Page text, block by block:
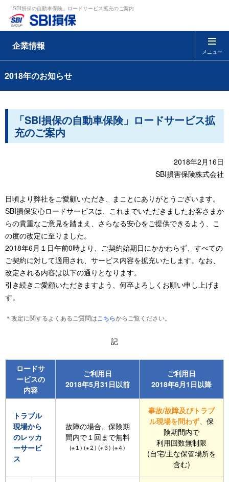
「SBI損保の自動車保険」ロードサービス拡充のご案内
メニュー
企業情報
2018年のお知らせ
「SBI損保の自動車保険」ロードサービス拡
充のご案内
2018年2月16日
SBI損害保険株式会社
日頃より弊社をご愛顧いただき、まことにありがとうございます。
SBI損保安心ロードサービスは、これまでいただきましたお客さまか
らの貴重なご意見を踏まえ、さらなる安心をご提供できるよう、こ
の度の改定に至りました。
2018年6月１日午前0時より、ご契約始期日にかかわらず、すべての
ご契約に対して適用され、サービス内容を拡充いたします。なお、
改定される内容は以下の通りとなります。
引き続きご愛顧いただきますよう、何卒よろしくお願い申し上げま
す。
改定に関するよくあるご質問は こちらからご覧ください。
記
ロードサ
ービスの
内容
ご利用日
2018年5月31日以前
ご利用日
2018年6月1日以降
トラブル
現場から
のレッカ
ーサービ
ス
故障の場合、保険期
間内で１回まで無料
(※１) (※２) (※３) (※４)
事故/故障及びトラブ
ル現場を問わず、 保
険期間内で
利用回数無制限
(自宅/主な保管場所を
含む)